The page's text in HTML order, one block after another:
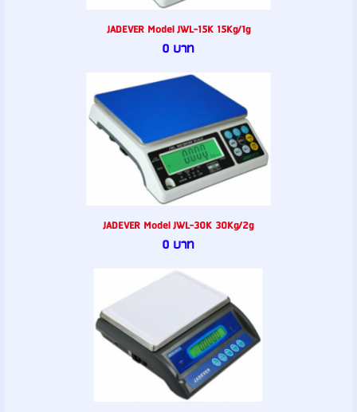
JADEVER Model JWL-15K 15Kg/1g
0 บาท
JADEVER Model JWL-30K 30Kg/2g
0 บาท